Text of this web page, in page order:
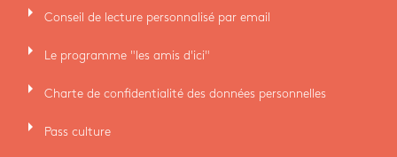
arrow_right Conseil de lecture personnalisé par email
arrow_right Le programme "les amis d'ici"
arrow_right Charte de confidentialité des données personnelles
arrow_right Pass culture